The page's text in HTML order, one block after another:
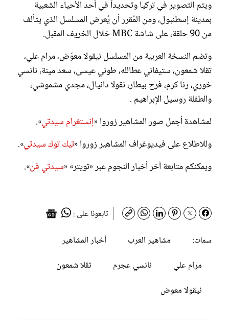
ويتم التصوير في تركيا وتحديداً في أحد الأحياء الشعبية
بمدينة إسطنبول، ومن المُقرر أن يُعرض المسلسل الذي يتألف
من 90 حلقة، على شاشة MBC خلال الخريف المقبل.
وتضم النسخة العربية من المسلسل نيقولا معوّض، مرام علي،
تقلا شمعون، ستيفاني عطالله، طوني عيسى، سعد مينة، نانسي
خوري، رنا كرم، فرح بيطار، نقولا دانيال، مجدي مشموشي،
والطفلة روسيل الإبراهيم .
لمشاهدة أجمل صور المشاهير زوروا «إنستغرام سيدتي».
وللاطلاع على فيديوغراف المشاهير زوروا «تيك توك سيدتي».
ويمكنكم متابعة آخر أخبار النجوم عبر «تويتر» «سيدتي فن».
تابعونا على :
سمات:
مشاهير العرب
أخبار المشاهير
مرام علي
نانسي عجرم
تقلا شمعون
نيقولا معوض